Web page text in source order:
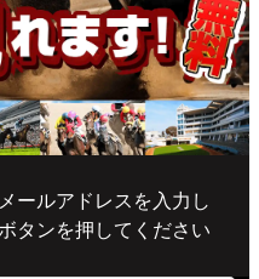
ールアドレスを入力し
ボタンを押してください